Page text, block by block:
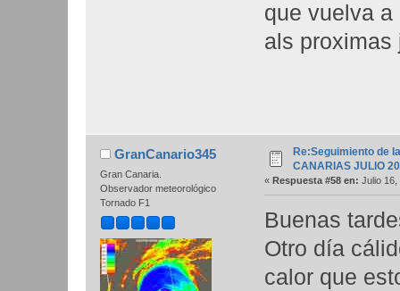
que vuelva
als proximas
GranCanario345
Gran Canaria.
Observador meteorológico
Tornado F1
Re:Seguimiento de
CANARIAS JULIO
« Respuesta #58 en: Julio 16,
Buenas
Otro día
calor que